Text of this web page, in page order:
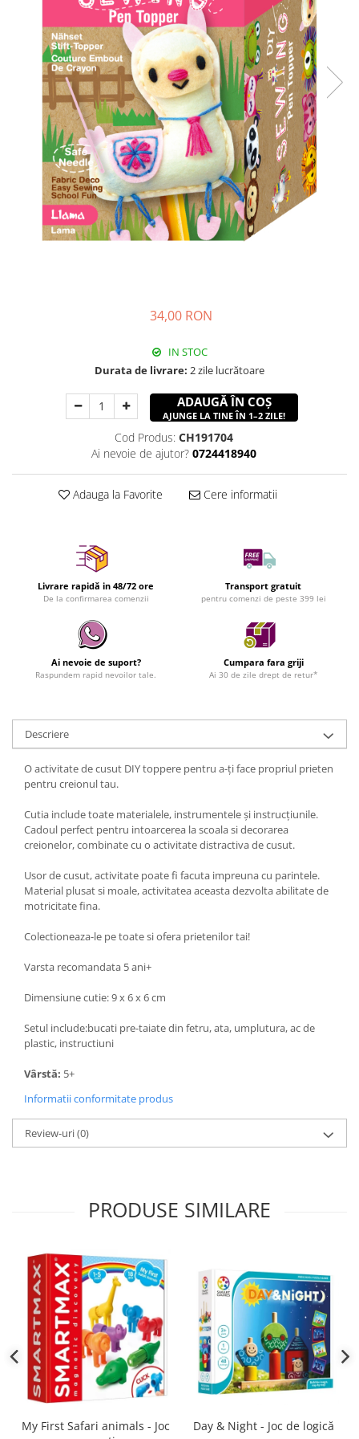
34,00 RON
IN STOC
Durata de livrare: 2 zile lucrătoare
ADAUGĂ ÎN COȘ
AJUNGE LA TINE ÎN 1–2 ZILE!
Cod Produs: CH191704
Ai nevoie de ajutor? 0724418940
Adauga la Favorite Cere informatii
Livrare rapidă in 48/72 ore
De la confirmarea comenzii
Transport gratuit
pentru comenzi de peste 399 lei
Ai nevoie de suport?
Raspundem rapid nevoilor tale.
Cumpara fara griji
Ai 30 de zile drept de retur*
Descriere
O activitate de cusut DIY toppere pentru a-ți face propriul prieten
pentru creionul tau.
Cutia include toate materialele, instrumentele și instrucțiunile.
Cadoul perfect pentru intoarcerea la scoala si decorarea
creionelor, combinate cu o activitate distractiva de cusut.
Usor de cusut, activitate poate fi facuta impreuna cu parintele.
Material plusat si moale, activitatea aceasta dezvolta abilitate de
motricitate fina.
Colectioneaza-le pe toate si ofera prietenilor tai!
Varsta recomandata 5 ani+
Dimensiune cutie: 9 x 6 x 6 cm
Setul include:bucati pre-taiate din fetru, ata, umplutura, ac de
plastic, instructiuni
Vârstă: 5+
Informatii conformitate produs
Review-uri(0)
PRODUSE SIMILARE
My First Safari animals - Joc
Day & Night - Joc de logică